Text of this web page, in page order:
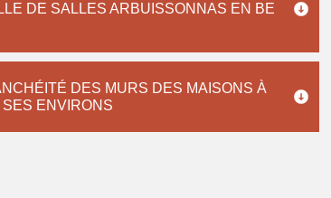
DE SALLES ARBUISSONNAS EN BE
DES MURS DES MAISONS À
ENVIRONS